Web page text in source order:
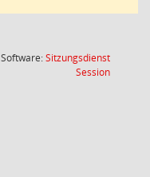
Software:Sitzungsdienst
Session(Wird in